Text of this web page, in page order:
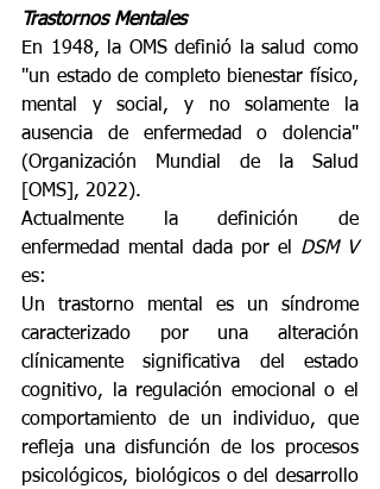
Trastornos Mentales
En 1948, la OMS definió la salud como
"un estado de completo bienestar físico,
mental y social, y no solamente la
ausencia de enfermedad o dolencia"
(Organización Mundial de la Salud
[OMS], 2022).
Actualmente la definición de
enfermedad mental dada por el
DSM V
es:
Un trastorno mental es un síndrome
caracterizado por una alteración
clínicamente significativa del estado
cognitivo, la regulación emocional o el
comportamiento de un individuo, que
refleja una disfunción de los procesos
psicológicos, biológicos o del desarrollo